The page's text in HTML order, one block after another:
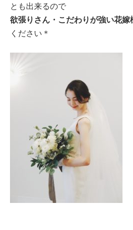
とも出来るので
欲張りさん・こだわりが強い花嫁
ください＊